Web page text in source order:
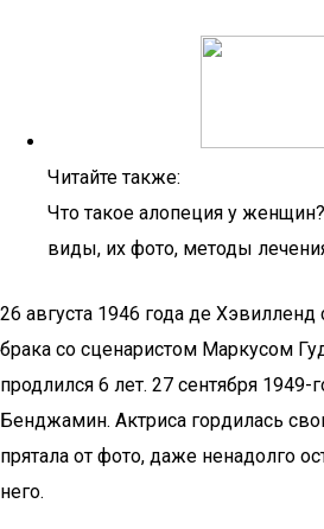
Читайте также:
Что такое алопеция у
виды, их фото, методы
26 августа 1946 года де Хэвилленд
брака со сценаристом Маркусом
продлился 6 лет. 27 сентября 1949-
Бенджамин. Актриса гордилась
прятала от фото, даже ненадолго
него.